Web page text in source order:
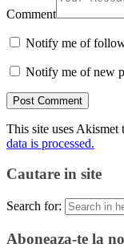
Comment
Notify me of
Notify me of new
This site uses Akismet
data is processed.
Cautare in site
Search for:
Aboneaza-te la